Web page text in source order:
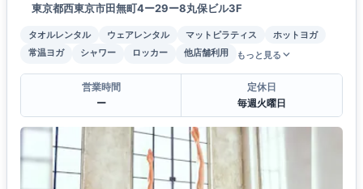
東京都西東京市田無町4ー29ー8丸保ビル3F
タオルレンタル ウェアレンタル マットピラティス
ホットヨガ
常温ヨガ
シャワー ロッカー 他店舗利用 もっと見る
営業時間
ー
定休日
毎週火曜日